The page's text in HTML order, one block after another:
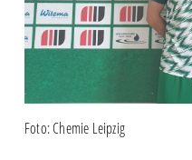
Foto: Chemie Leipzig